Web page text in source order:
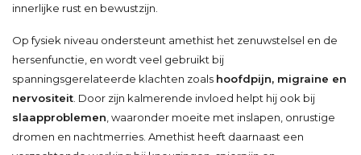
innerlijke rust en bewustzijn.
Op fysiek niveau ondersteunt amethist het zenuwstelsel en de
hersenfunctie, en wordt veel gebruikt bij
spanningsgerelateerde klachten zoals hoofdpijn, migraine en
nervositeit . Door zijn kalmerende invloed helpt hij ook bij
slaapproblemen , waaronder moeite met inslapen, onrustige
dromen en nachtmerries. Amethist heeft daarnaast een